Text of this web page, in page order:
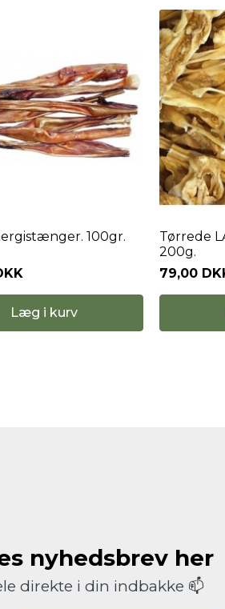
100gr.
Læg i kurv
Tørrede
200g.
79,00
nyhedsbrev her
direkte i din indbakke 📫